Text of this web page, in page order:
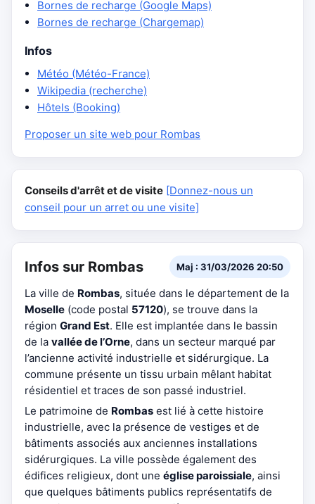
Bornes de recharge (Google Maps)
Bornes de recharge (Chargemap)
Infos
Météo (Météo-France)
Wikipedia (recherche)
Hôtels (Booking)
Proposer un site web pour Rombas
Conseils d'arrêt et de visite [Donnez-nous un
conseil pour un arret ou une visite]
Infos sur Rombas Maj : 31/03/2026 20:50
La ville de Rombas, située dans le département de la
Moselle (code postal 57120), se trouve dans la
région Grand Est. Elle est implantée dans le bassin
de la vallée de l’Orne, dans un secteur marqué par
l’ancienne activité industrielle et sidérurgique. La
commune présente un tissu urbain mêlant habitat
résidentiel et traces de son passé industriel.
Le patrimoine de Rombas est lié à cette histoire
industrielle, avec la présence de vestiges et de
bâtiments associés aux anciennes installations
sidérurgiques. La ville possède également des
édifices religieux, dont une église paroissiale, ainsi
que quelques bâtiments publics représentatifs de